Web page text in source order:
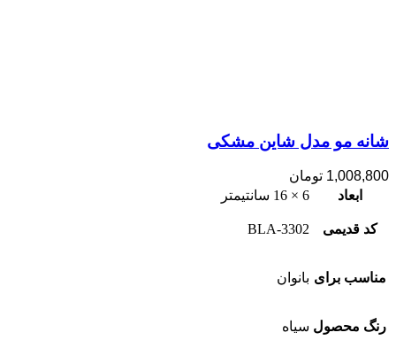
شانه مو مدل شاین مشکی
1,008,800 تومان
ابعاد
6 × 16 سانتیمتر
کد قدیمی 3302-BLA
مناسب برای بانوان
رنگ محصول سیاه